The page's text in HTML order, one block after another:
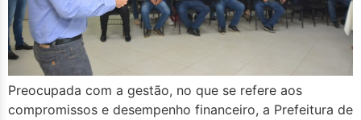
Preocupada com a gestão, no que se refere aos
compromissos e desempenho financeiro, a Prefeitura de